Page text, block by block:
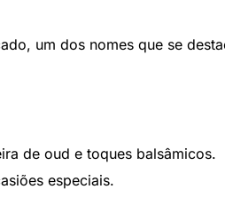
um dos nomes que se
de oud e toques balsâmicos.
especiais.